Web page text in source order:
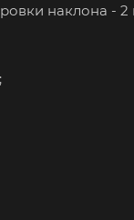
наклона - 2